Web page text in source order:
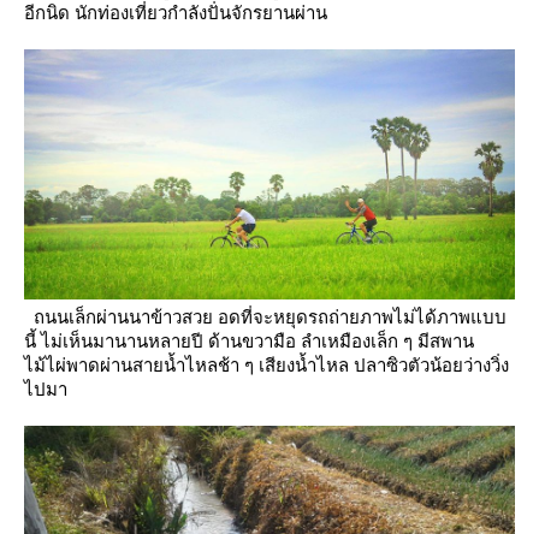
อีกนิด นักท่องเที่ยวกำลังปั่นจักรยานผ่าน
ถนนเล็กผ่านนาข้าวสวย อดที่จะหยุดรถถ่ายภาพไม่ได้ภาพแบบ
นี้ ไม่เห็นมานานหลายปี ด้านขวามือ ลำเหมืองเล็ก ๆ มีสพาน
ไม้ไผ่พาดผ่านสายน้ำไหลช้า ๆ เสียงน้ำไหล ปลาซิวตัวน้อยว่างวิ่ง
ไปมา